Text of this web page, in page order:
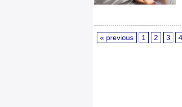
« previous 1 2 3 4